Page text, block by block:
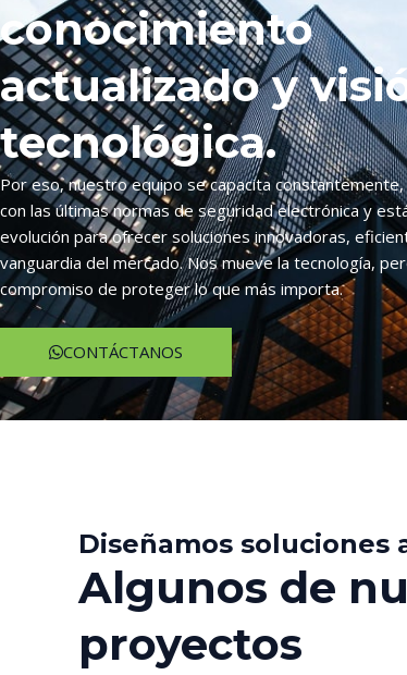
conocimiento
actualizado y
tecnológica.
Por eso, nuestro equipo se capacita
con las últimas normas de seguridad electrónica y
evolución para ofrecer soluciones innovadoras,
vanguardia del mercado. Nos mueve la tecnología,
compromiso de proteger lo que más importa.
CONTÁCTANOS
Diseñamos soluciones
Algunos de
proyectos